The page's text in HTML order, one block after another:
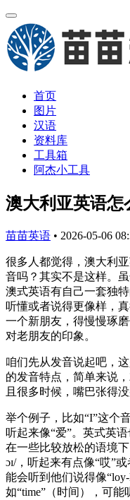
首页
图片
汉语
资料库
工具箱
阿杰小工具
澳大利亚英语怎
苗苗英语 • 2026-05-06
很多人都觉得，澳大利
音吗？其实不是这样。
澳式英语有自己一套独
听懂或者说得更像样，
一个新朋友，得慢慢琢
对老朋友的印象。
咱们先从发音说起吧，
的发音特点，简单来说
且很多时候，嘴巴张得
举个例子，比如“I”这个
听起来像“爱”。英式英
在一些比较放松的语境
ɔɪ/，听起来有点像“哎”
能会听到他们说得像
如“time”（时间），可能